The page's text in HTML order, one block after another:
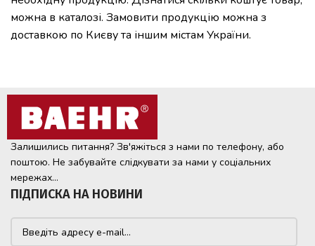
можна в каталозі. Замовити продукцію можна з
доставкою по Києву та іншим містам України.
Залишились питання? Зв'яжіться з нами по телефону, або
поштою. Не забувайте слідкувати за нами у соціальних
мережах...
ПІДПИСКА НА НОВИНИ